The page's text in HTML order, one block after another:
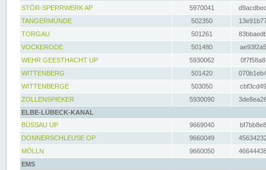
STÖR-SPERRWERK AP 5970041
TANGERMÜNDE
502350
TORGAU
501261
VOCKERODE
501480
WEHR GEESTHACHT UP
5930062
WITTENBERG
501420
WITTENBERGE
503050
ZOLLENSPIEKER
5930090
ELBE-LÜBECK-KANAL
BÜSSAU UP
9669040
DONNERSCHLEUSE OP
9660049
MÖLLN
9660050
EMS